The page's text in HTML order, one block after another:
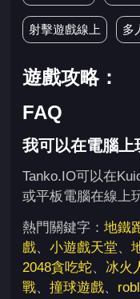
射擊遊戲線上 多
遊戲攻略：
FAQ
我可以在電腦上
Tanko.IO可以在
或平板電腦在線上
熱門關鍵字： 地鐵
戲、 小遊戲天堂、
2048貪吃蛇、 冰火
戰、 撞球遊戲、